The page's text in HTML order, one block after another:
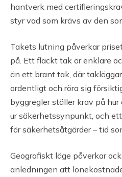
hantverk med
styr vad som krävs av den
Takets lutning påverkar
på. Ett flackt tak är enklare
än ett brant tak, där
ordentligt och röra sig
byggregler ställer krav på
ur säkerhetssynpunkt, och
för säkerhetsåtgärder – tid
Geografiskt läge påverkar
anledningen att